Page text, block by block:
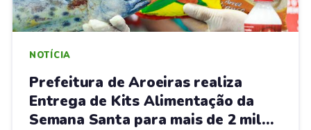
NOTÍCIA
Prefeitura de Aroeiras realiza
Entrega de Kits Alimentação da
Semana Santa para mais de 2 mil